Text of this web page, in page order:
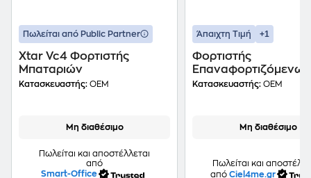
Πωλείται από Public Partner
Xtar Vc4 Φορτιστής
Μπαταριών
Κατασκευαστής: OEM
Μη διαθέσιμο
Πωλείται και αποστέλλεται
από
Smart-Office
Άπαιχτη Τιμή +1
Φορτιστής
Επαναφορτιζόμενων
Μπαταριών Usb Aa /
Κατασκευαστής: OEM
Μη διαθέσιμο
Πωλείται και
από Ciel4me.gr